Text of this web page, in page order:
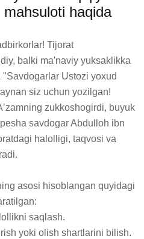
haqida
Tijorat
balki ma'naviy yuksaklikka
Ustozi yoxud
siz uchun yozilgan!
zukkoshogirdi, buyuk
savdogar Abdulloh ibn
halolligi, taqvosi va
asosi hisoblangan quyidagi
saqlash.
yoki olish shartlarini bilish.